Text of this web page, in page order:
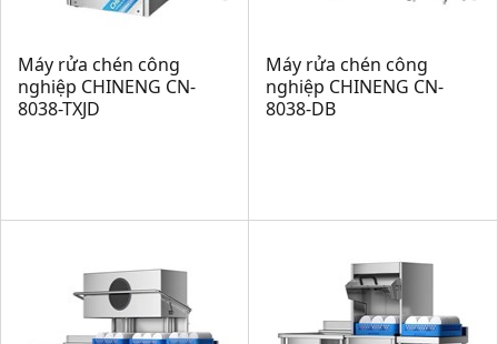
Máy rửa chén công
nghiệp CHINENG CN-
8038-TXJD
Máy rửa chén công
nghiệp CHINENG CN-
8038-DB